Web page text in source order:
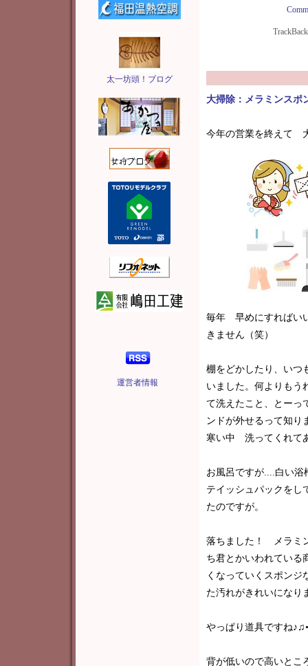
太一坊頭！ブログ
運営者情報
大掃除：メラミンスポ
今年の営業を終えて
毎年 早めにすればい
きません（笑）
棚をどかしたり、いつ
いました。何よりもう
て洗えたこと、とーっ
ンドが外せるって知り
寒い中 洗ってくれて
お風呂ですが....白い浴
テイッシュパックをし
たのですが。
落ちました！ メラミ
ち君とかいわれている
くなっていくスポンジ
た汚れがきれいになり
やっぱり道具ですね
背が低いので高いとこ